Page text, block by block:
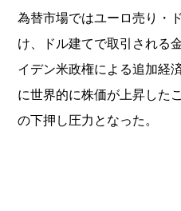
為替市場ではユーロ売り・
け、ドル建てで取引される
イデン米政権による追加経
に世界的に株価が上昇した
の下押し圧力となった。